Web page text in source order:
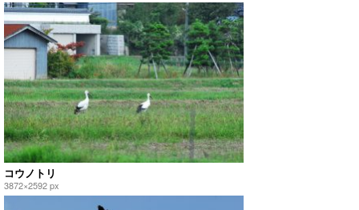
コウノトリ
3872×2592 px